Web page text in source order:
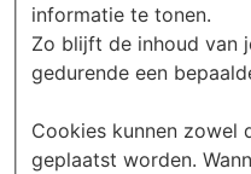
informatie te tonen.
Zo blijft de inhoud van
gedurende een
Cookies kunnen zowel
geplaatst worden.